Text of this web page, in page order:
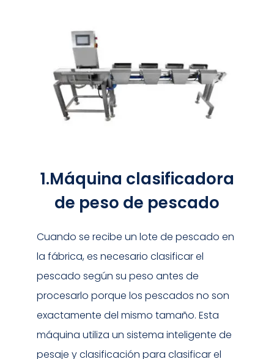
1.Máquina clasificadora
de peso de pescado
Cuando se recibe un lote de pescado en
la fábrica, es necesario clasificar el
pescado según su peso antes de
procesarlo porque los pescados no son
exactamente del mismo tamaño. Esta
máquina utiliza un sistema inteligente de
pesaje y clasificación para clasificar el